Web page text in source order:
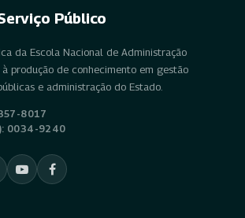
Público
da Escola Nacional de Administração
produção de conhecimento em gestão
e administração do Estado.
8017
0034-9240